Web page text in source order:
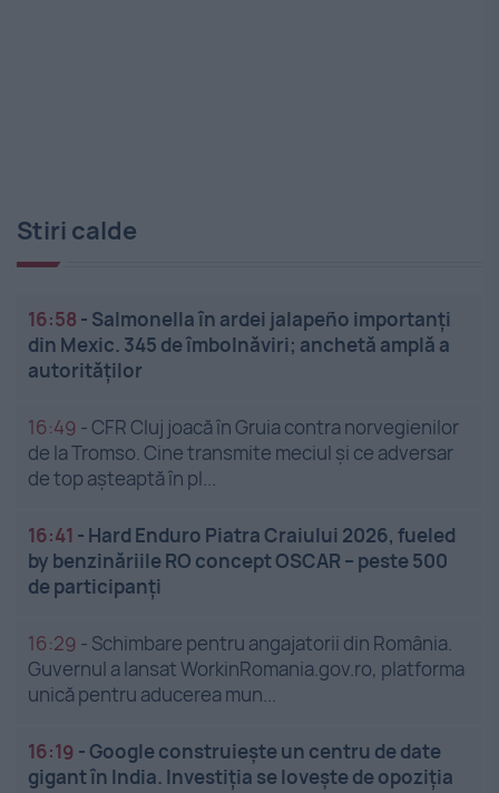
Stiri calde
16:58 - Salmonella în ardei jalapeño importanți
din Mexic. 345 de îmbolnăviri; anchetă amplă a
autorităților
16:49 -CFR Cluj joacă în Gruia contra norvegienilor
de la Tromso. Cine transmite meciul și ce adversar
de top așteaptă în pl...
16:41 - Hard Enduro Piatra Craiului 2026, fueled
by benzinăriile RO concept OSCAR – peste 500
de participanți
16:29 - Schimbare pentru angajatorii din România.
Guvernul a lansat WorkinRomania.gov.ro, platforma
unică pentru aducerea mun...
16:19 -Google construiește un centru de date
gigant în India. Investiția se lovește de opoziția